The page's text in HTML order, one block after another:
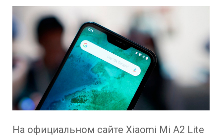
На официальном сайте Xiaomi Mi A2 Lite